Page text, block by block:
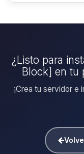
¿Listo para
Block] en tu
¡Crea tu servidor e